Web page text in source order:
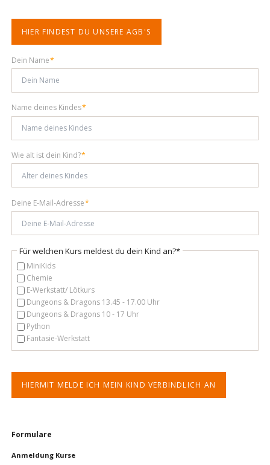
HIER FINDEST DU UNSERE AGB'S
Pflichtfeld
Dein Name*
Pflichtfeld
Name deines Kindes*
Pflichtfeld
Wie alt ist dein Kind?*
Pflichtfeld
Deine E-Mail-Adresse*
Pflichtfeld
Für welchen Kurs meldest du dein Kind an?*
MiniKids
Chemie
E-Werkstatt/ Lötkurs
Dungeons & Dragons 13.45 - 17.00 Uhr
Dungeons & Dragons 10 - 17 Uhr
Python
Fantasie-Werkstatt
HIERMIT MELDE ICH MEIN KIND VERBINDLICH AN
Navigation
Formulare
Anmeldung Kurse